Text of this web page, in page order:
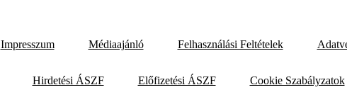
Impresszum Médiaajánló Felhasználási Feltételek
Hirdetési ÁSZF Előfizetési ÁSZF Cookie Szabályzatok